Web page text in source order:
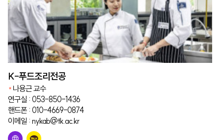
K-푸드조리전공
나용근 교수
연구실 : 053-850-1436
핸드폰 : 010-4669-0874
이메일 : nykab@tk.ac.kr